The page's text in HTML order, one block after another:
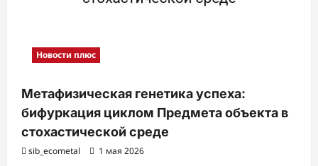
Новости плюс
Метафизическая генетика успеха:
бифуркация циклом Предмета объекта в
стохастической среде
sib_ecometal 1 мая 2026